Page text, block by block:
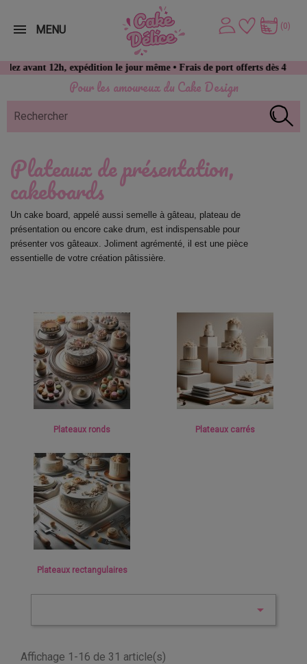
Pour les amoureux du Cake Design
12h, expédition le jour même • Frais de port offerts dès 49 € d’achat
(0)
MENU
Plateaux de présentation,
cakeboards
Un cake board, appelé aussi semelle à gâteau, plateau de
présentation ou encore cake drum, est indispensable pour
présenter vos gâteaux. Joliment agrémenté, il est une pièce
essentielle de votre création pâtissière.
Plateaux ronds Plateaux carrés
Plateaux rectangulaires

Affichage 1-16 de 31 article(s)